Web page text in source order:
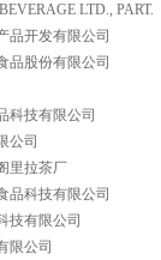
LTD., PART.
品开发有限公司
品股份有限公司
科技有限公司
公司
里拉茶厂
品科技有限公司
技有限公司
限公司